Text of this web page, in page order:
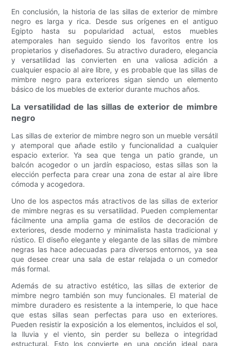
En conclusión, la historia de las sillas de exterior de mimbre
negro es larga y rica. Desde sus orígenes en el antiguo
Egipto hasta su popularidad actual, estos muebles
atemporales han seguido siendo los favoritos entre los
propietarios y diseñadores. Su atractivo duradero, elegancia
y versatilidad las convierten en una valiosa adición a
cualquier espacio al aire libre, y es probable que las sillas de
mimbre negro para exteriores sigan siendo un elemento
básico de los muebles de exterior durante muchos años.
La versatilidad de las sillas de exterior de mimbre
negro
Las sillas de exterior de mimbre negro son un mueble versátil
y atemporal que añade estilo y funcionalidad a cualquier
espacio exterior. Ya sea que tenga un patio grande, un
balcón acogedor o un jardín espacioso, estas sillas son la
elección perfecta para crear una zona de estar al aire libre
cómoda y acogedora.
Uno de los aspectos más atractivos de las sillas de exterior
de mimbre negras es su versatilidad. Pueden complementar
fácilmente una amplia gama de estilos de decoración de
exteriores, desde moderno y minimalista hasta tradicional y
rústico. El diseño elegante y elegante de las sillas de mimbre
negras las hace adecuadas para diversos entornos, ya sea
que desee crear una sala de estar relajada o un comedor
más formal.
Además de su atractivo estético, las sillas de exterior de
mimbre negro también son muy funcionales. El material de
mimbre duradero es resistente a la intemperie, lo que hace
que estas sillas sean perfectas para uso en exteriores.
Pueden resistir la exposición a los elementos, incluidos el sol,
la lluvia y el viento, sin perder su belleza o integridad
estructural. Esto los convierte en una opción ideal para